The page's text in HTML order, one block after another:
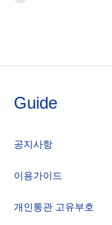
Guide
공지사항
이용가이드
개인통관 고유부호